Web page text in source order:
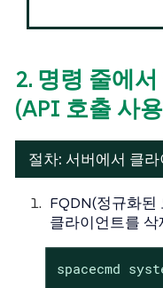
2. 명령 줄에
(API 호출 사
절차: 서버에서 클
FQDN(정규화된
클라이언트를 삭
spacecmd